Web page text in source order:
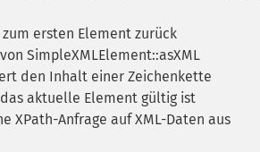
ersten Element zurück
SimpleXMLElement::asXML
den Inhalt einer Zeichenkette
aktuelle Element gültig ist
XPath-Anfrage auf XML-Daten aus